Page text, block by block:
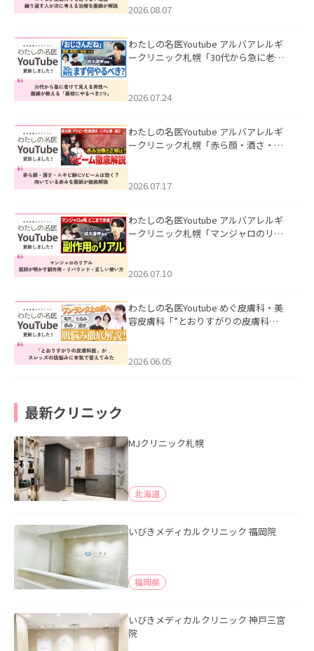
ました。
2026.08.07
わたしの名医Youtube アルバアレルギ
ークリニック札幌「30代から急に老け
た。
2026.07.24
わたしの名医Youtube アルバアレルギ
ークリニック札幌「赤ら顔・酒さ・ニ
した。
2026.07.17
わたしの名医Youtube アルバアレルギ
ークリニック札幌「マンジャロのリア
た。
2026.07.10
わたしの名医Youtube めぐ皮膚科・美
容皮膚科「”とおりすがりの皮膚科
2026.06.05
最新クリニック
MJクリニック札幌
北海道
いびきメディカルクリニック 福岡院
福岡県
いびきメディカルクリニック 神戸三宮
院